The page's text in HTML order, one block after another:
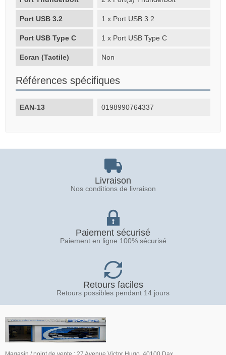
Port USB 3.2 1 x Port USB 3.2
Port USB Type C 1 x Port USB Type C
Ecran (Tactile) Non
Références spécifiques
EAN-13 0198990764337
Livraison
Nos conditions de livraison
Paiement sécurisé
Paiement en ligne 100% sécurisé
Retours faciles
Retours possibles pendant 14 jours